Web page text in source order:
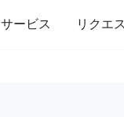
サービス リクエ
家事 引っ越し